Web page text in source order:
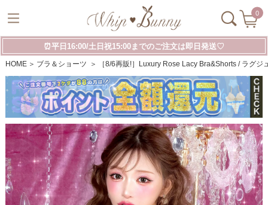
0
⏰平日16:00/土日祝15:00までのご注文は即日発送♡
HOME ブラ＆ショーツ ［8/6再販!］Luxury Rose Lacy Bra&Shorts / ラグ